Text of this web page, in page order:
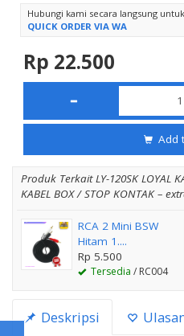
Hubungi kami secara langsung
QUICK ORDER VIA WA
Rp 22.500
Add
Produk Terkait LY-120SK LOYAL
KABEL BOX / STOP KONTAK –
RCA 2 Mini BSW
Hitam 1....
Rp 5.500
Tersedia / RC004
Deskripsi